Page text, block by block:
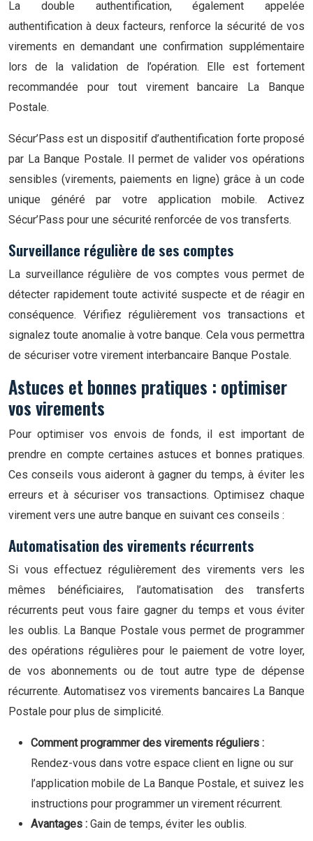
La double authentification, également appelée
authentification à deux facteurs, renforce la sécurité de vos
virements en demandant une confirmation supplémentaire
lors de la validation de l’opération. Elle est fortement
recommandée pour tout virement bancaire La Banque
Postale.
Sécur’Pass est un dispositif d’authentification forte proposé
par La Banque Postale. Il permet de valider vos opérations
sensibles (virements, paiements en ligne) grâce à un code
unique généré par votre application mobile. Activez
Sécur’Pass pour une sécurité renforcée de vos transferts.
Surveillance régulière de ses comptes
La surveillance régulière de vos comptes vous permet de
détecter rapidement toute activité suspecte et de réagir en
conséquence. Vérifiez régulièrement vos transactions et
signalez toute anomalie à votre banque. Cela vous permettra
de sécuriser votre virement interbancaire Banque Postale.
Astuces et bonnes pratiques : optimiser
vos virements
Pour optimiser vos envois de fonds, il est important de
prendre en compte certaines astuces et bonnes pratiques.
Ces conseils vous aideront à gagner du temps, à éviter les
erreurs et à sécuriser vos transactions. Optimisez chaque
virement vers une autre banque en suivant ces conseils :
Automatisation des virements récurrents
Si vous effectuez régulièrement des virements vers les
mêmes bénéficiaires, l’automatisation des transferts
récurrents peut vous faire gagner du temps et vous éviter
les oublis. La Banque Postale vous permet de programmer
des opérations régulières pour le paiement de votre loyer,
de vos abonnements ou de tout autre type de dépense
récurrente. Automatisez vos virements bancaires La Banque
Postale pour plus de simplicité.
Comment programmer des virements réguliers :
Rendez-vous dans votre espace client en ligne ou sur
l’application mobile de La Banque Postale, et suivez les
instructions pour programmer un virement récurrent.
Avantages : Gain de temps, éviter les oublis.